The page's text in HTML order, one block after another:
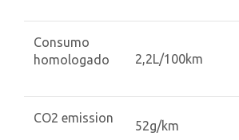
Consumo
homologado
2,2L/100km
CO2 emission
52g/km